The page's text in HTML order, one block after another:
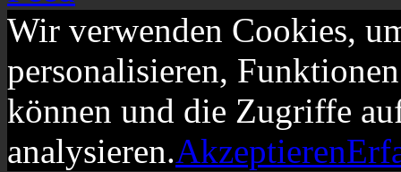
Wir verwenden Cookies,
personalisieren,
können und die Zugriffe
analysieren.Akzeptieren